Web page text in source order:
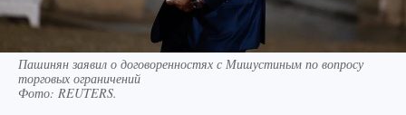
Пашинян заявил о договоренностях с Мишустиным по вопросу
торговых ограничений
Фото: REUTERS.